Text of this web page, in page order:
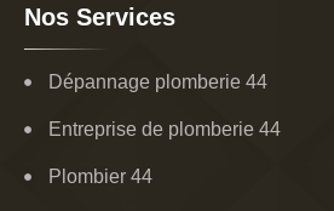
Nos Services
Dépannage plomberie 44
Entreprise de plomberie 44
Plombier 44